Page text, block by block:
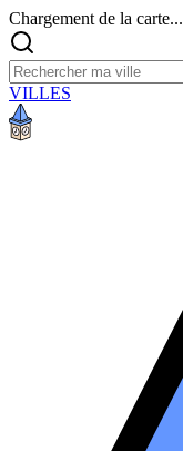
Chargement de la carte...
VILLES